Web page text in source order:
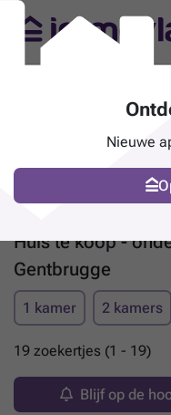
Huis te koop -
Gentbrugge
1 kamer 2 kamers
19 zoekertjes (1 - 19)
Blijf op de
Nieuwe